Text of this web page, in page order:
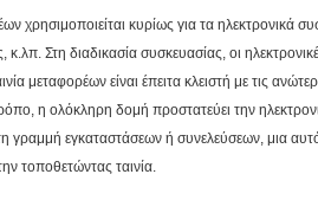
χρησιμοποιείται κυρίως για τα ηλεκτρονικά
κ.λπ. Στη διαδικασία συσκευασίας, οι
μεταφορέων είναι έπειτα κλειστή με τις
η ολόκληρη δομή προστατεύει την
γραμμή εγκαταστάσεων ή συνελεύσεων, μια
τοποθετώντας ταινία.